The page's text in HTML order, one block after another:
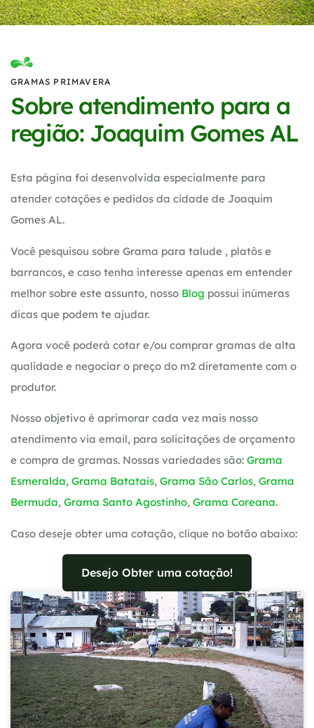
GRAMAS PRIMAVERA
Sobre atendimento para a
região: Joaquim Gomes AL
Esta página foi desenvolvida especialmente para
atender cotações e pedidos da cidade de Joaquim
Gomes AL.
Você pesquisou sobre Grama para talude , platôs e
barrancos, e caso tenha interesse apenas em entender
melhor sobre este assunto, nosso Blog possui inúmeras
dicas que podem te ajudar.
Agora você poderá cotar e/ou comprar gramas de alta
qualidade e negociar o preço do m2 diretamente com o
produtor.
Nosso objetivo é aprimorar cada vez mais nosso
atendimento via email, para solicitações de orçamento
e compra de gramas. Nossas variedades são: Grama
Esmeralda, Grama Batatais, Grama São Carlos, Grama
Bermuda, Grama Santo Agostinho, Grama Coreana.
Caso deseje obter uma cotação, clique no botão abaixo:
Desejo Obter uma cotação!